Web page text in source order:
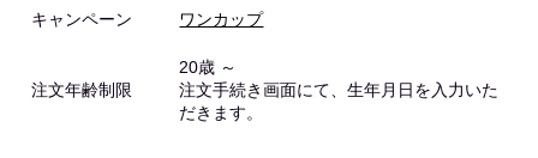
キャンペーン ワンカップ
注文年齢制限
20歳 ～
注文手続き画面にて、生年月日を入力いた
だきます。